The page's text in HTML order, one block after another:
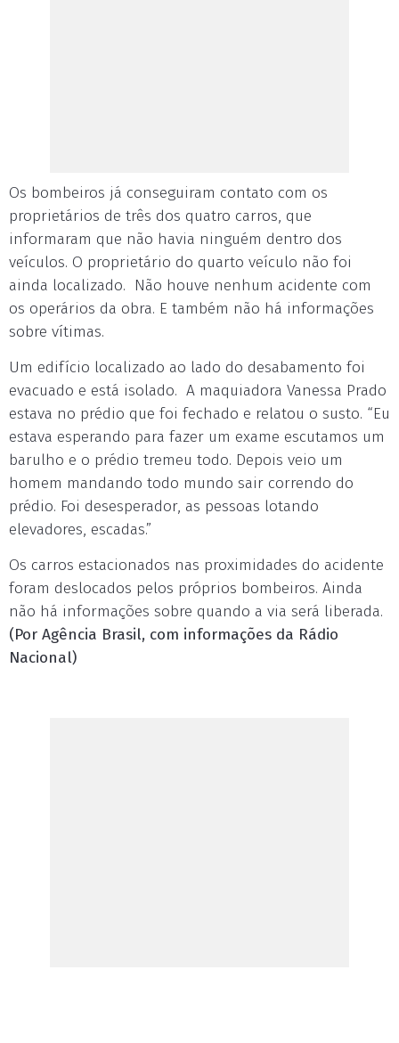
Os bombeiros já conseguiram contato com os
proprietários de três dos quatro carros, que
informaram que não havia ninguém dentro dos
veículos. O proprietário do quarto veículo não foi
ainda localizado. Não houve nenhum acidente com
os operários da obra. E também não há informações
sobre vítimas.
Um edifício localizado ao lado do desabamento foi
evacuado e está isolado. A maquiadora Vanessa Prado
estava no prédio que foi fechado e relatou o susto. “Eu
estava esperando para fazer um exame escutamos um
barulho e o prédio tremeu todo. Depois veio um
homem mandando todo mundo sair correndo do
prédio. Foi desesperador, as pessoas lotando
elevadores, escadas.”
Os carros estacionados nas proximidades do acidente
foram deslocados pelos próprios bombeiros. Ainda
não há informações sobre quando a via será liberada.
(Por Agência Brasil, com informações da Rádio
Nacional)